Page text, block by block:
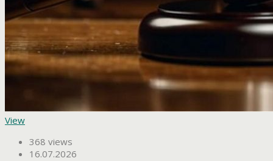
View
368 views
16.07.2026